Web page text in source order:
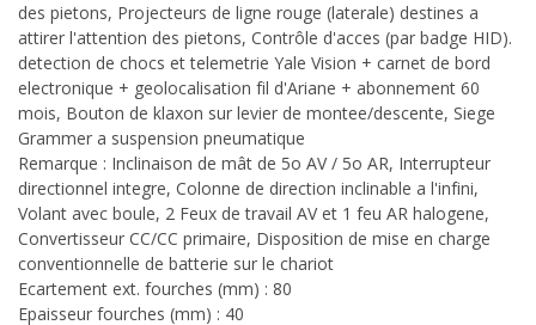
des pietons, Projecteurs de ligne rouge (laterale) destines a
attirer l'attention des pietons, Contrôle d'acces (par badge HID).
detection de chocs et telemetrie Yale Vision + carnet de bord
electronique + geolocalisation fil d'Ariane + abonnement 60
mois, Bouton de klaxon sur levier de montee/descente, Siege
Grammer a suspension pneumatique
Remarque : Inclinaison de mât de 5o AV / 5o AR, Interrupteur
directionnel integre, Colonne de direction inclinable a l'infini,
Volant avec boule, 2 Feux de travail AV et 1 feu AR halogene,
Convertisseur CC/CC primaire, Disposition de mise en charge
conventionnelle de batterie sur le chariot
Ecartement ext. fourches (mm) : 80
Epaisseur fourches (mm) : 40